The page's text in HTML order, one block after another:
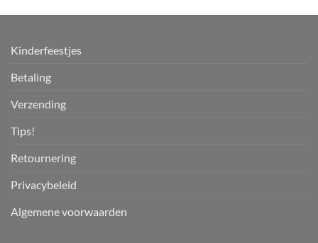
Kinderfeestjes
Betaling
Verzending
Tips!
Retournering
Privacybeleid
Algemene voorwaarden